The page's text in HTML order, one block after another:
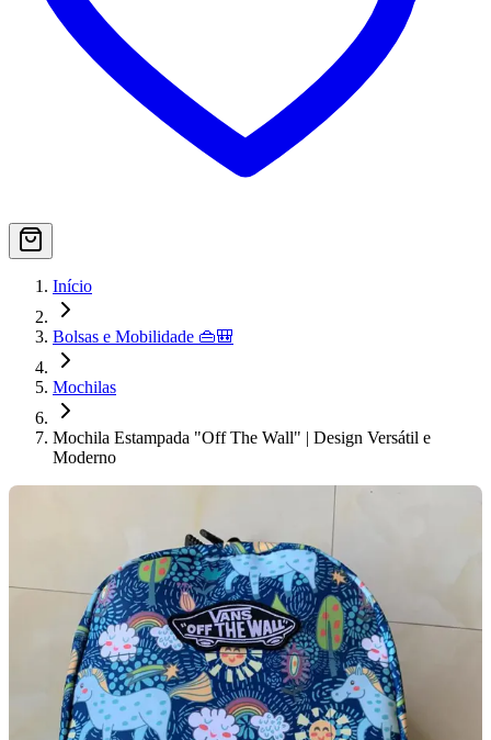
Início
Bolsas e Mobilidade 👜🎒
Mochilas
Mochila Estampada "Off The Wall" | Design Versátil e
Moderno